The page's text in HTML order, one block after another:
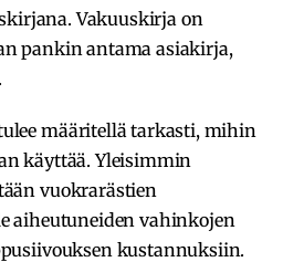
Vakuuskirja on
pankin antama asiakirja,
määritellä tarkasti, mihin
käyttää. Yleisimmin
vuokrarästien
aiheutuneiden vahinkojen
kustannuksiin.